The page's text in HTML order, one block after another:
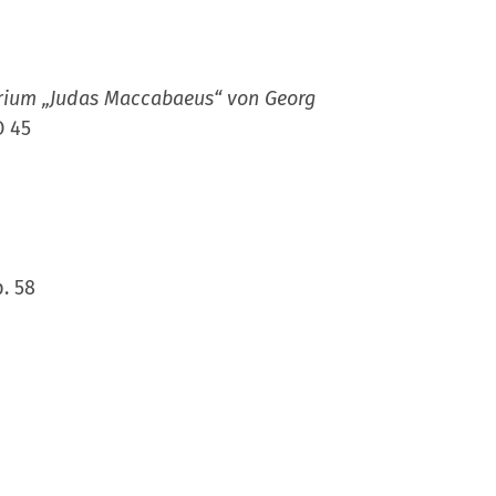
„Judas Maccabaeus“ von Georg
45
58